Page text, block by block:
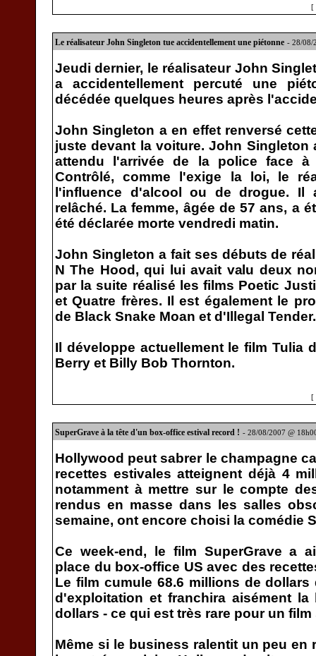
[
Le réalisateur John Singleton tue accidentellement une piétonne - 28/08/
Jeudi dernier, le réalisateur John
a accidentellement percuté une
décédée quelques heures après
John Singleton a en effet renversé
juste devant la voiture. John
attendu l'arrivée de la police face
Contrôlé, comme l'exige la loi, le
l'influence d'alcool ou de drogue. Il
relâché. La femme, âgée de 57 ans, a
été déclarée morte vendredi matin.
John Singleton a fait ses débuts de
N The Hood, qui lui avait valu deux
par la suite réalisé les films Poetic
et Quatre frères. Il est également le
de Black Snake Moan et d'Illegal Tender.
Il développe actuellement le film Tulia
Berry et Billy Bob Thornton.
[
SuperGrave à la tête d'un box-office estival record ! - 28/08/2007 @
Hollywood peut sabrer le champagne
recettes estivales atteignent déjà 4
notamment à mettre sur le compte
rendus en masse dans les salles
semaine, ont encore choisi la comédie
Ce week-end, le film SuperGrave a
place du box-office US avec des
Le film cumule 68.6 millions de
d'exploitation et franchira aisément
dollars - ce qui est très rare pour un
Même si le business ralentit un peu en